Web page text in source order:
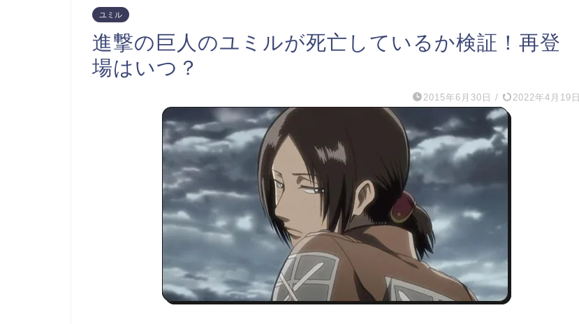
ユミル
進撃の巨人のユミルが死亡しているか検証！再登
場はいつ？
2015年6月30日 / 2022年4月19日